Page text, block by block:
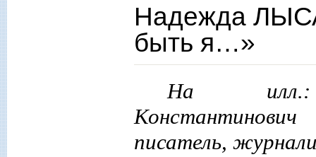
Надежда
быть я…»
На илл.:
писатель,